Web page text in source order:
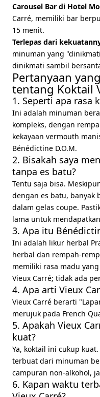
Carousel Bar di Hotel
Carré, memiliki bar
15 menit.
Terlepas dari
minuman yang
dinikmati sambil
Pertanyaan
tentang Koktail
1. Seperti apa rasa
Ini adalah minuman
kompleks, dengan
kekayaan vermouth
Bénédictine D.O.M.
2. Bisakah saya
tanpa es batu?
Tentu saja bisa.
dengan es batu, banyak
dalam gelas coupe.
lama untuk
3. Apa itu
Ini adalah likur herbal
herbal dan rempah-
memiliki rasa madu
Vieux Carré; tidak ada
4. Apa arti Vieux
Vieux Carré berarti
merujuk pada French
5. Apakah Vieux
kuat?
Ya, koktail ini cukup
terbuat dari minuman
campuran non-alkohol,
6. Kapan waktu